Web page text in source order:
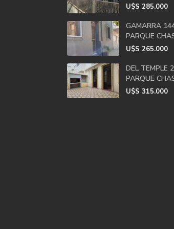
U$S 285.000
GAMARRA
PARQUE
U$S 265.000
DEL TEMPLE
PARQUE
U$S 315.000